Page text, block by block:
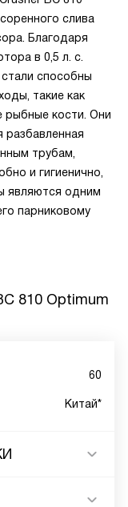
слива
Благодаря
в 0,5 л. с.
способны
такие как
рыбные кости. Они
разбавленная
трубам,
и гигиенично,
являются одним
парниковому
810 Optimum
60
Китай*